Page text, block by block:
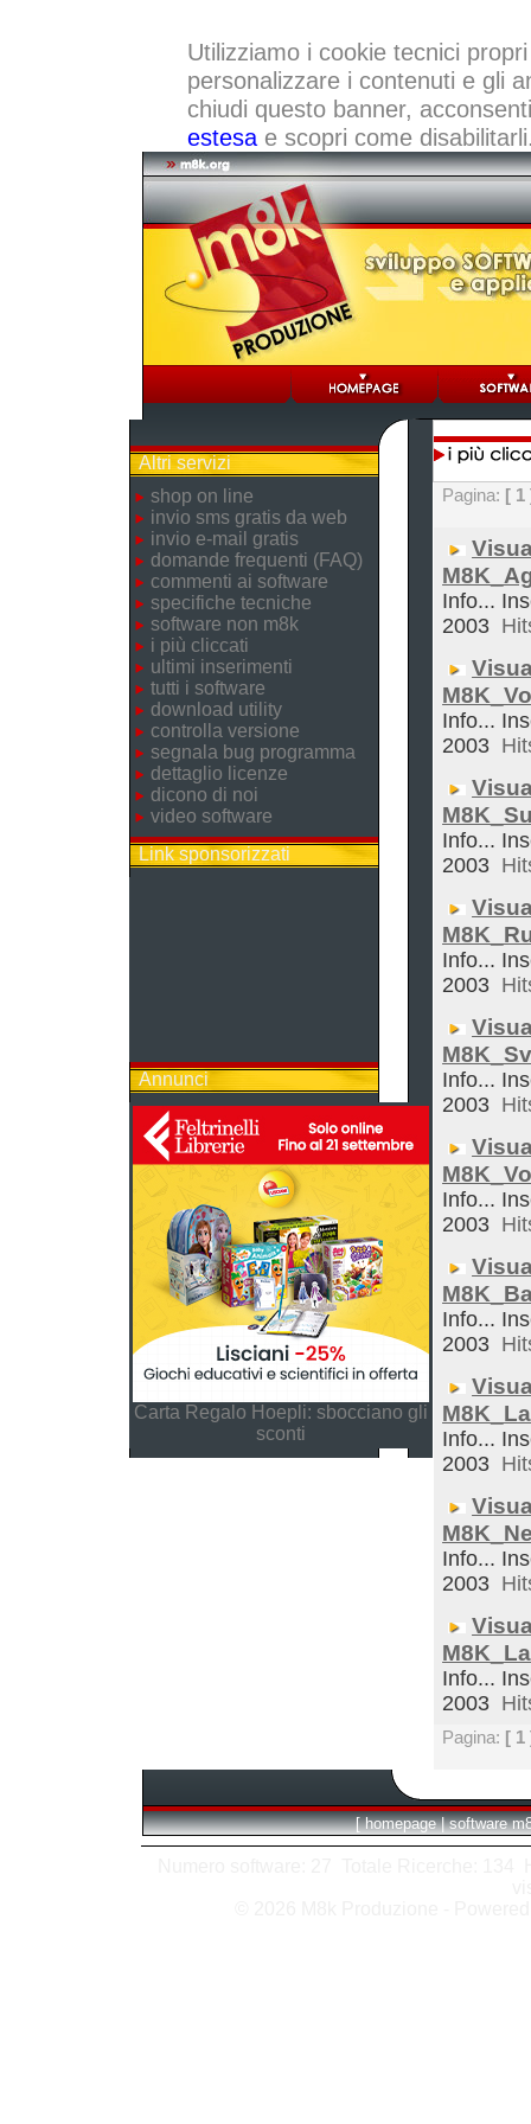
Utilizziamo i cookie tecnici
personalizzare i contenuti e gli
chiudi questo banner,
estesae scopri come
Altri servizi
shop on line
invio sms gratis da web
invio e-mail gratis
domande frequenti (FAQ)
commenti ai software
specifiche tecniche
software non m8k
i più cliccati
ultimi inserimenti
tutti i software
download utility
controlla versione
segnala bug programma
dettaglio licenze
dicono di noi
video software
Link sponsorizzati
Annunci
Carta Regalo Hoepli: sbocciano gli
sconti
Pagina: [ 1
Info...
2003
Info...
2003
Info...
2003
Info...
2003
Info...
2003
Info...
2003
Info...
2003
Info...
2003
Info...
2003
Info...
2003
Pagina: [ 1
[ homepage | software